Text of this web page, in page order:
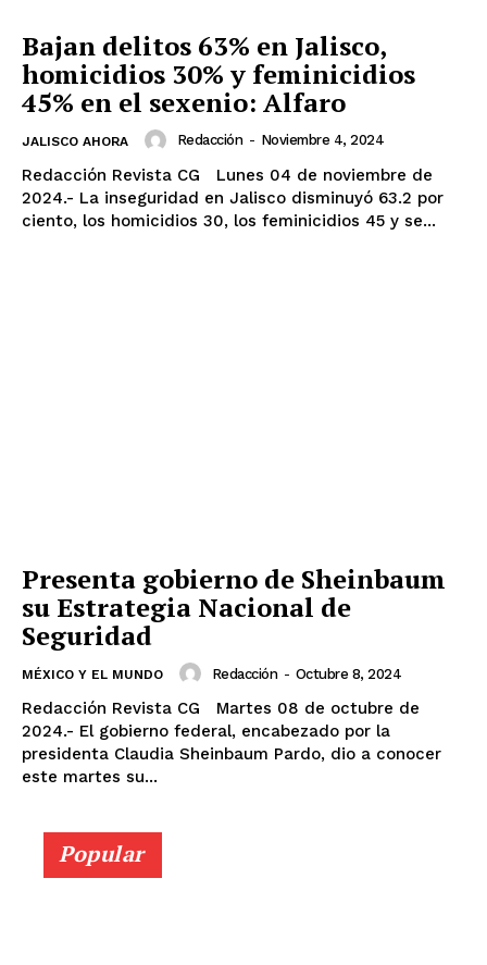
Bajan delitos 63% en Jalisco,
homicidios 30% y feminicidios
45% en el sexenio: Alfaro
JALISCO AHORA Redacción - Noviembre 4, 2024
Redacción Revista CG Lunes 04 de noviembre de
2024.- La inseguridad en Jalisco disminuyó 63.2 por
ciento, los homicidios 30, los feminicidios 45 y se...
Presenta gobierno de Sheinbaum
su Estrategia Nacional de
Seguridad
MÉXICO Y EL MUNDO Redacción - Octubre 8, 2024
Redacción Revista CG Martes 08 de octubre de
2024.- El gobierno federal, encabezado por la
presidenta Claudia Sheinbaum Pardo, dio a conocer
este martes su...
Popular